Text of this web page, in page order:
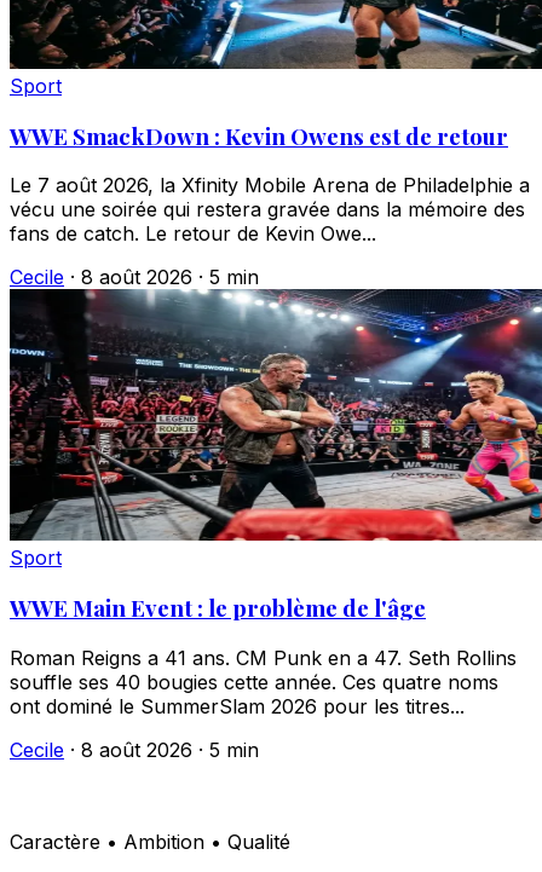
Sport
WWE SmackDown : Kevin Owens est de retour
Le 7 août 2026, la Xfinity Mobile Arena de Philadelphie a
vécu une soirée qui restera gravée dans la mémoire des
fans de catch. Le retour de Kevin Owe...
Cecile · 8 août 2026 · 5 min
Sport
WWE Main Event : le problème de l'âge
Roman Reigns a 41 ans. CM Punk en a 47. Seth Rollins
souffle ses 40 bougies cette année. Ces quatre noms
ont dominé le SummerSlam 2026 pour les titres...
Cecile · 8 août 2026 · 5 min
Caractère • Ambition • Qualité